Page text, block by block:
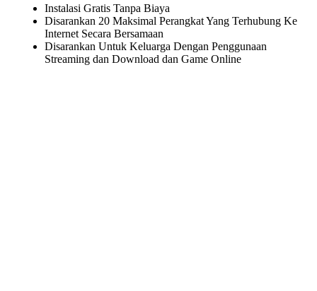
Instalasi Gratis Tanpa Biaya
Disarankan 20 Maksimal Perangkat Yang Terhubung Ke
Internet Secara Bersamaan
Disarankan Untuk Keluarga Dengan Penggunaan
Streaming dan Download dan Game Online